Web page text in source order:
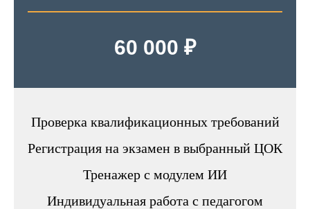
60 000 ₽
Проверка квалификационных требований
Регистрация на экзамен в выбранный ЦОК
Тренажер с модулем ИИ
Индивидуальная работа с педагогом